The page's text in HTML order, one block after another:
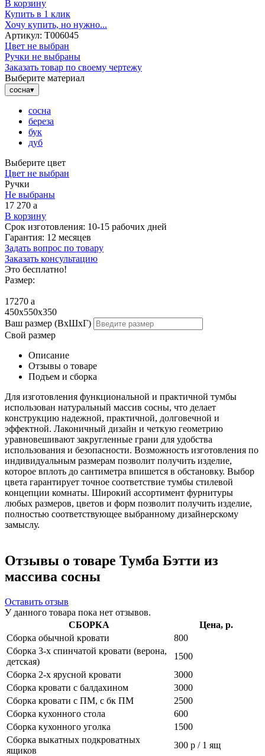
В корзину
Купить в 1 клик
Хочу купить, но нужно...
Артикул: Т006045
Цвет не выбран
Ручки не выбраны
Заказать товар по своему чертежу
Выберите материал
сосна▾
сосна
береза
бук
дуб
Выберите цвет
Цвет не выбран
Ручки
Не выбраны
17 270 a
В корзину
Срок изготовления: 10-15 рабочих дней
Гарантия: 12 месяцев
Задать вопрос по товару
Заказать консультацию
Это бесплатно!
Размер:
17270 a
450x550x350
Ваш размер (ВхШхГ)
Свой размер
Описание
Отзывы о товаре
Подъем и сборка
Для изготовления функциональной и практичной тумбы
использован натуральный массив сосны, что делает
конструкцию надежной, практичной, долговечной и
эффектной. Лаконичный дизайн и четкую геометрию
уравновешивают закругленные грани для удобства
использования и безопасности. Возможность изготовления по
индивидуальным размерам позволит получить изделие,
которое вплоть до сантиметра впишется в обстановку. Выбор
цвета гарантирует точное соответствие тумбы стилевой
концепции комнаты. Широкий ассортимент фурнитуры
любых размеров, цветов и форм позволит получить изделие,
полностью соответствующее выбранному дизайнерскому
замыслу.
Отзывы о товаре Тумба Бэтти из
массива сосны
Оставить отзыв
У данного товара пока нет отзывов.
СБОРКА
Цена, р.
Сборка обычной кровати
800
Сборка 3-х спинчатой кровати (верона,
детская)
1500
Сборка 2-х ярусной кровати
3000
Сборка кровати с балдахином
3000
Сборка кровати с ПМ, с бк ПМ
2500
Сборка кухонного стола
600
Сборка кухонного уголка
1500
Сборка выкатных подкроватных
ящиков
300 р / 1 ящ